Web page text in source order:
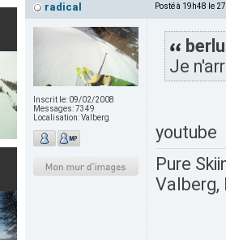
radical Posté à 19h48 le
Inscrit le: 09/02/2008
Messages:7349
Localisation:Valberg
Je
youtube
Pure
Valberg,